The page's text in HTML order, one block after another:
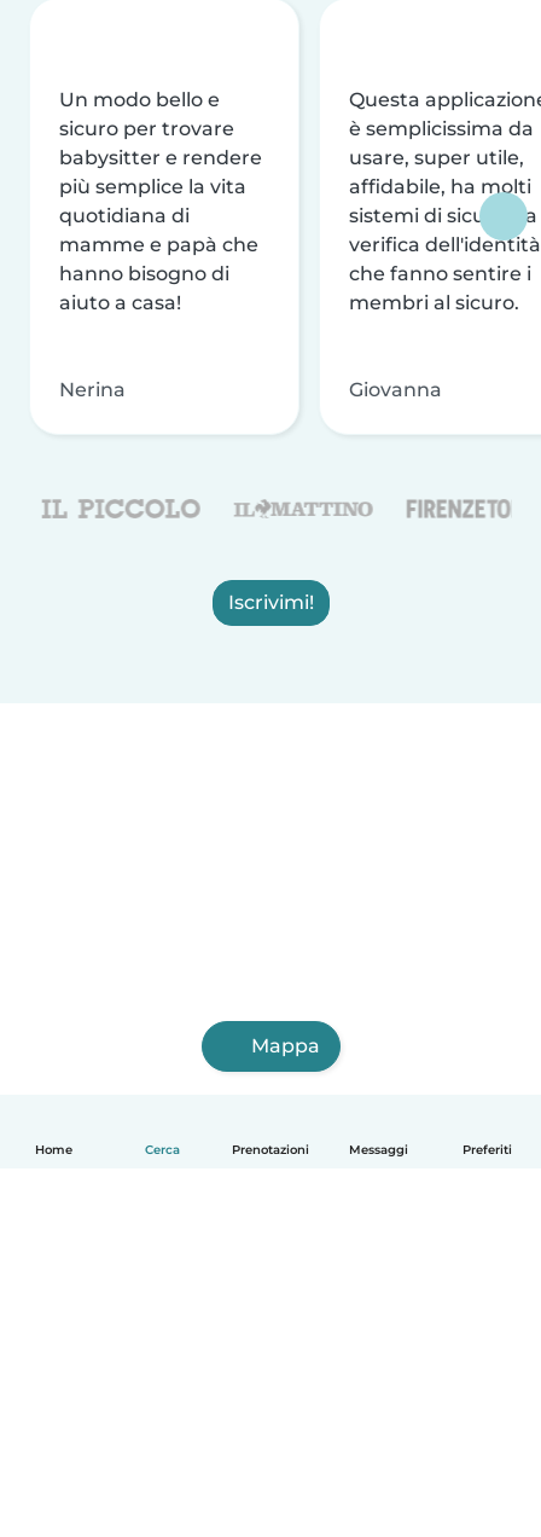
Home Cerca Prenotazioni Messaggi Preferiti
Un modo bello e
sicuro per trovare
babysitter e rendere
più semplice la vita
quotidiana di
mamme e papà che
hanno bisogno di
aiuto a casa!
Nerina
Questa
è semplicissima da
usare, super utile,
affidabile, ha molti
sistemi di sicurezza
verifica dell'identità
che fanno sentire i
membri al sicuro.
Giovanna
Iscrivimi!
Mappa